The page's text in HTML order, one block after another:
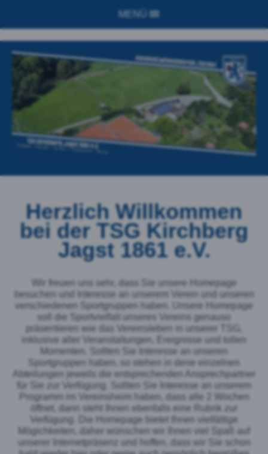
MENÜ
Herzlich Willkommen
bei derTSG Kirchberg
Jagst 1861 e.V.
Wir freuen uns sehr, dass Sie unsere Homepage
besuchen und Interesse an unserem Verein und unseren
verschiedenen Sportgruppen haben. Unsere Homepage
soll die Sportvielfalt unseres Vereins genauso
präsentieren wie das Vereinsleben in unserer TSG,
inklusive aller Veranstaltungen, Ereignisse und tollen
Momenten. Sollten Sie Interesse an unseren
Sportgruppen haben, so stehen in dene einzelnen
Abteilungen jeweils die entsprechenden Ansprechpartner
für Sie zur Verfügung. Sollten Sie Interesse an unserem
Programm im Vereinsheim haben, dass alle 2 Wochen
öffnet, dann steht Ihnen ebenfalls eine Rubrik zur
Verfügung. Die Homepage bietet Ihnen vielfältige
Mögichkeiten, daher wünschen wir Ihnen viel Spaß auf
unserer Internetpräsenz und hoffen, dass wir Sie schon